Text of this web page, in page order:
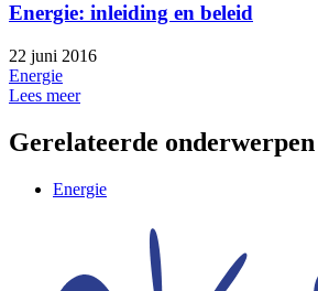
Energie: inleiding en beleid
22 juni 2016
Energie
Lees meer
Gerelateerde onderwerpen
Energie